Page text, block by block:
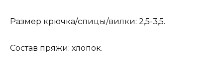
Размер крючка/спицы/вилки: 2,5-3,5.
Состав пряжи: хлопок.